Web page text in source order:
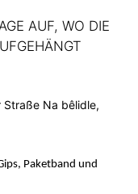
AUF, WO DIE
Straße Na bêlidle,
Paketband und